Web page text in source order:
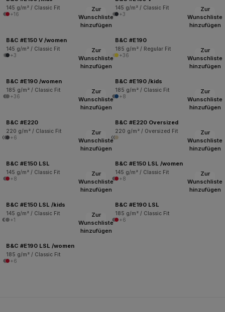
145 g/m² / Classic Fit
+16
145 g/m² / Classic Fit
+3
Zur
Wunschliste
hinzufügen
B&C #E150 V /women
145 g/m² / Classic Fit
+3
Zur
Wunschliste
hinzufügen
B&C #E190
185 g/m² / Regular Fit
+36
Zur
Wunschliste
hinzufügen
B&C #E190 /women
185 g/m² / Classic Fit
+36
Zur
Wunschliste
hinzufügen
B&C #E190 /kids
185 g/m² / Classic Fit
+8
Zur
Wunschliste
hinzufügen
B&C #E220
220 g/m² / Classic Fit
+6
Zur
Wunschliste
hinzufügen
B&C #E220 Oversized
220 g/m² / Oversized Fit
Zur
Wunschliste
hinzufügen
B&C #E150 LSL
145 g/m² / Classic Fit
+8
Zur
Wunschliste
hinzufügen
B&C #E150 LSL /women
145 g/m² / Classic Fit
+8
Zur
Wunschliste
hinzufügen
B&C #E150 LSL /kids
145 g/m² / Classic Fit
+1
Zur
Wunschliste
hinzufügen
B&C #E190 LSL
185 g/m² / Classic Fit
+6
Zur
Wunschliste
hinzufügen
B&C #E190 LSL /women
185 g/m² / Classic Fit
+6